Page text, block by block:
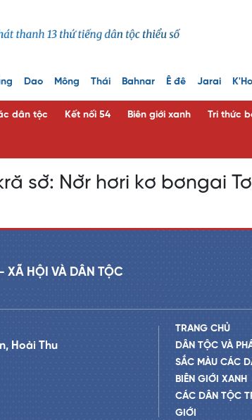
Dao Mông Thái Bahnar Ê đê Jarai K'Ho
dân tộc Kết nối 54 Biên giới xanh Tri thức
sơ̆: Nơ̆r hơri kơ bơngai
HỘI VÀ DÂN TỘC
Hoài Thu
TRANG CHỦ
DÂN TỘC VÀ
SẮC MÀU CÁC
BIÊN GIỚI XANH
CÁC DÂN TỘC
GIỚI